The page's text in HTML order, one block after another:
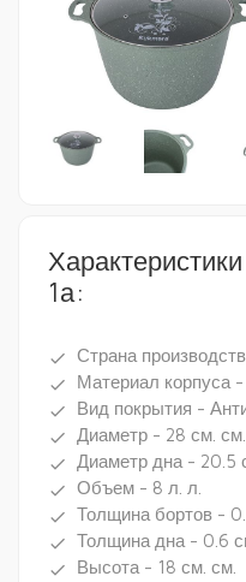
1а:
done Страна
done Материал корпуса
done Вид покрытия -
done Диаметр - 28 см. см.
done Диаметр дна - 20.5
done Объем - 8 л. л.
done Толщина бортов -
done Толщина дна - 0.6
done Высота - 18 см. см.